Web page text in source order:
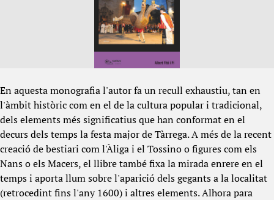
En aquesta monografia l'autor fa un recull exhaustiu, tan en
l'àmbit històric com en el de la cultura popular i tradicional,
dels elements més significatius que han conformat en el
decurs dels temps la festa major de Tàrrega. A més de la recent
creació de bestiari com l'Àliga i el Tossino o figures com els
Nans o els Macers, el llibre també fixa la mirada enrere en el
temps i aporta llum sobre l'aparició dels gegants a la localitat
(retrocedint fins l'any 1600) i altres elements. Alhora para